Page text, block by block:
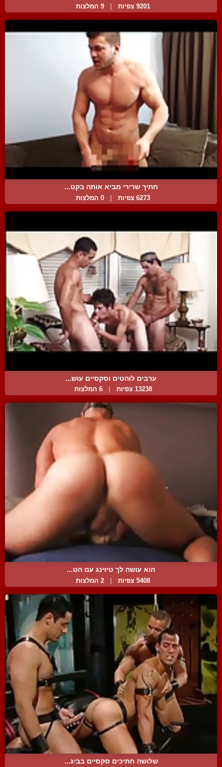
9201 צפיות 9 המלצות
חתיך שרירי מביא אותה בקט...
6273 צפיות | 0 המלצות
ערבים לוהטים וסקסיים עוש...
13238 צפיות 6 המלצות
הוא עושה לך טיזינג עם הט...
5408 צפיות 2 המלצות
שלושה חתיכים סקסיים בביג...